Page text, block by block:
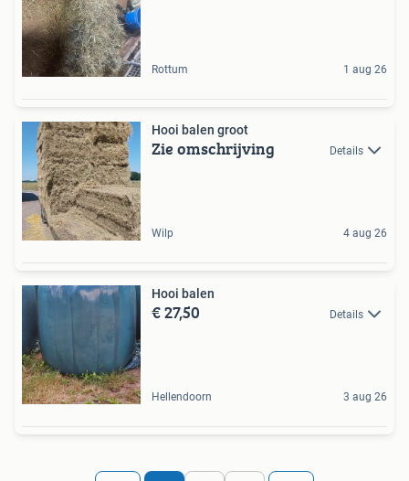
Rottum 1 aug 26
Hooi balen groot
Zie omschrijving Details
Wilp 4 aug 26
Hooi balen
€ 27,50 Details
Hellendoorn 3 aug 26